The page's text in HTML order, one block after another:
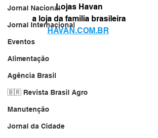
Jornal Nacional
Jornal Internacional
Eventos
Alimentação
Agência Brasil
🇧🇷 Revista Brasil Agro
Manutenção
Jornal da Cidade
Lojas Havan
a loja da familia brasileira
HAVAN.COM.BR